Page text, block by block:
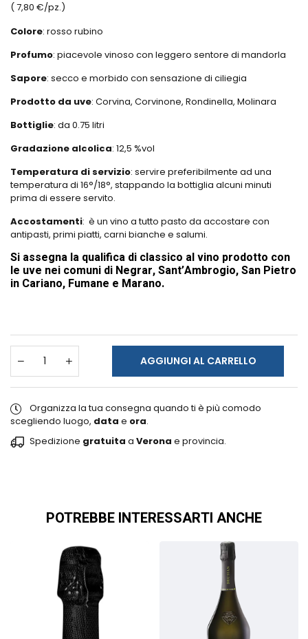
( 7,80 €/pz.)
Colore: rosso rubino
Profumo: piacevole vinoso con leggero sentore di mandorla
Sapore: secco e morbido con sensazione di ciliegia
Prodotto da uve: Corvina, Corvinone, Rondinella, Molinara
Bottiglie: da 0.75 litri
Gradazione alcolica: 12,5 %vol
Temperatura di servizio: servire preferibilmente ad una
temperatura di 16°/18°, stappando la bottiglia alcuni minuti
prima di essere servito.
Accostamenti: è un vino a tutto pasto da accostare con
antipasti, primi piatti, carni bianche e salumi.
Si assegna la qualifica di classico al vino prodotto con
le uve nei comuni di Negrar, Sant’Ambrogio, San Pietro
in Cariano, Fumane e Marano.
AGGIUNGI AL CARRELLO
Organizza la tua consegna quando ti è più comodo
scegliendo luogo, data e ora.
Spedizione gratuita a Verona e provincia.
POTREBBE INTERESSARTI ANCHE